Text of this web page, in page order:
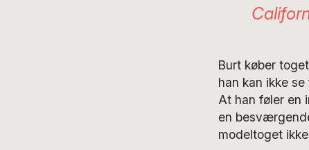
Burt køber
han kan ikke
At han føler en
en
modeltoget